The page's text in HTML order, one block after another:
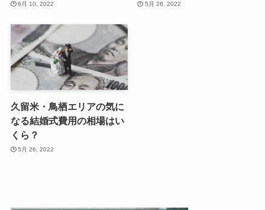
6月 10, 2022 5月 26, 2022
久留米・鳥栖エリアの気に
なる結婚式費用の相場はい
くら？
5月 26, 2022